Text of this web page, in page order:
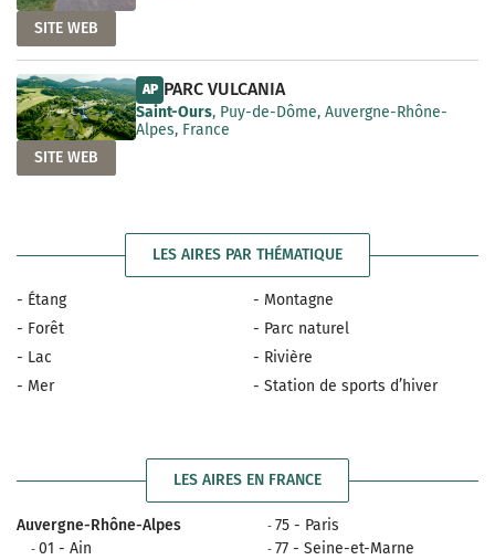
SITE WEB
AP PARC VULCANIA
Saint-Ours, Puy-de-Dôme, Auvergne-Rhône-
Alpes, France
SITE WEB
LES AIRES PAR THÉMATIQUE
- Étang
- Forêt
- Lac
- Mer
- Montagne
- Parc naturel
- Rivière
- Station de sports d’hiver
LES AIRES EN FRANCE
Auvergne-Rhône-Alpes
01 - Ain
75 - Paris
77 - Seine-et-Marne